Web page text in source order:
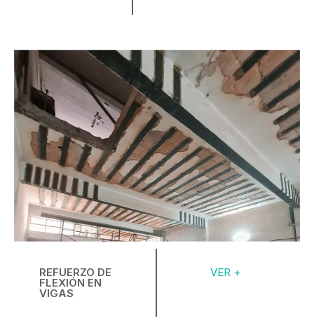
REFUERZO DE
FLEXIÓN EN
VIGAS
VER +